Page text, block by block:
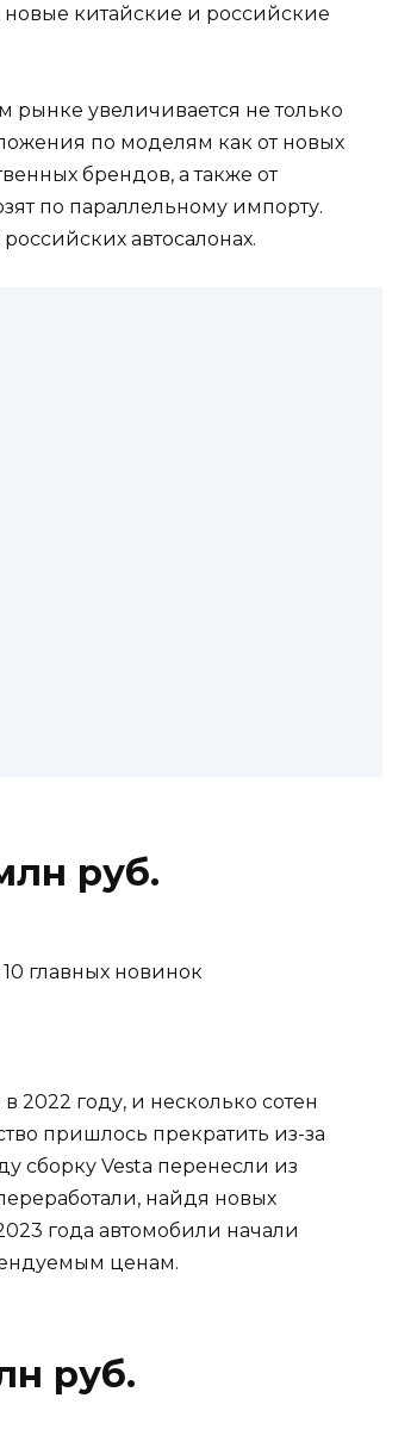
китайские и российские
рынке увеличивается не только
по моделям как от новых
брендов, а также от
по параллельному импорту.
автосалонах.
руб.
году, и несколько сотен
пришлось прекратить из-за
сборку Vesta перенесли из
найдя новых
года автомобили начали
ценам.
руб.